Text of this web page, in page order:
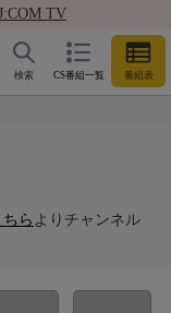
TV
CS番組一覧 番組表
検索
ちら よりチャンネル